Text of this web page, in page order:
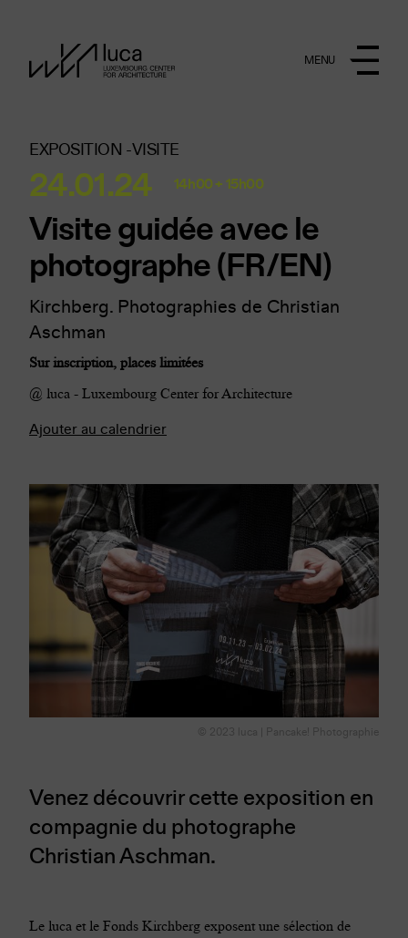
MENU
EXPOSITION -VISITE
24.01.24 14h00 + 15h00
Visite guidée avec le
photographe (FR/EN)
Kirchberg. Photographies de Christian
Aschman
Sur inscription, places limitées
@ luca - Luxembourg Center for Architecture
Ajouter au calendrier
© 2023 luca | Pancake! Photographie
Venez découvrir cette exposition en
compagnie du photographe
Christian Aschman.
Le luca et le Fonds Kirchberg exposent une sélection de